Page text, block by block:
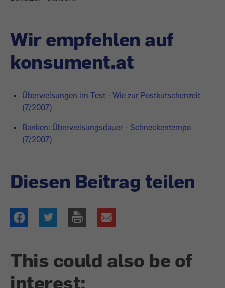
Wir empfehlen auf
konsument.at
Überweisungen im Test - Wie zur Postkutschenzeit
(7/2007)
Banken: Überweisungsdauer - Schneckentempo
(7/2007)
Diesen Beitrag teilen
This could also be of
interest: